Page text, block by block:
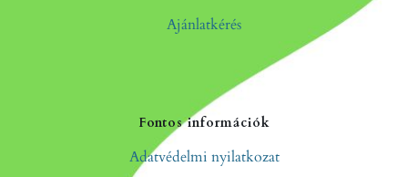
Ajánlatkérés
Fontos információk
Adatvédelmi nyilatkozat